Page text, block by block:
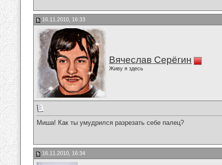
16.11.2010, 16:33
Вячеслав Серёгин
Живу я здесь
Миша! Как ты умудрился разрезать себе палец?
16.11.2010, 16:34